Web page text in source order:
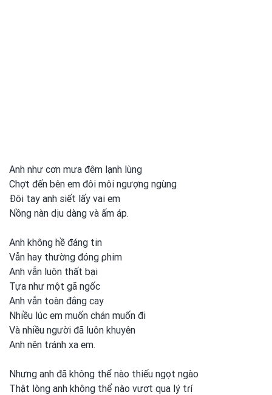
Anh như cơn mưa đêm lạnh lùng
Chợt đến bên em đôi môi ngượng ngùng
Đôi tay anh siết lấy vai em
Nồng nàn dịu dàng và ấm áp.
Anh không hề đáng tin
Vẫn hay thường đóng ρhim
Anh vẫn luôn thất bại
Tựa như một gã ngốc
Anh vẫn toàn đắng cay
Nhiều lúc em muốn chán muốn đi
Và nhiều người đã luôn khuyên
Anh nên tɾánh xa em.
Nhưng anh đã không thể nào thiếu ngọt ngào
Thật lòng anh không thể nào vượt qua lý tɾí